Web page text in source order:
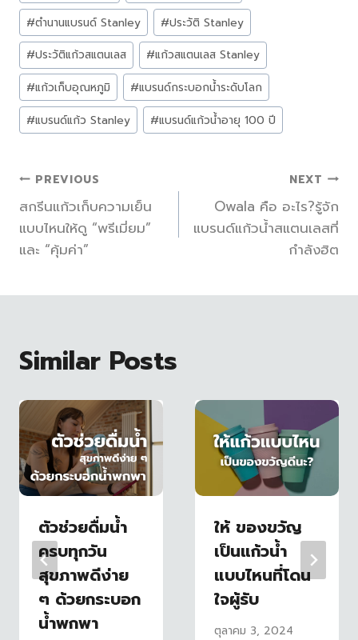
#ตำนานแบรนด์ Stanley #ประวัติ Stanley
#ประวัติแก้วสแตนเลส #แก้วสแตนเลส Stanley
#แก้วเก็บอุณหภูมิ #แบรนด์กระบอกน้ำระดับโลก
#แบรนด์แก้ว Stanley #แบรนด์แก้วน้ำอายุ 100 ปี
แนะแนว
เรื่อง
PREVIOUS
สกรีนแก้วเก็บความเย็น
แบบไหนให้ดู “พรีเมี่ยม”
และ “คุ้มค่า”
NEXT
Owala คือ อะไร?รู้จัก
แบรนด์แก้วน้ำสแตนเลสที่
กำลังฮิต
Similar Posts
ตัวช่วยดื่มน้ำ
ครบทุกวัน
สุขภาพดีง่าย
ๆ ด้วยกระบอก
น้ำพกพา
ให้ ของขวัญ
เป็นแก้วน้ำ
แบบไหนที่โดน
ใจผู้รับ
ตุลาคม 3, 2024